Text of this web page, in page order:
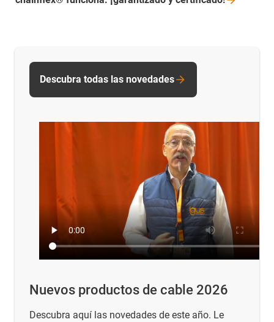
Nuevos productos de cable 2026
Descubra aquí las novedades de este año. Le
Descubra todas las novedades